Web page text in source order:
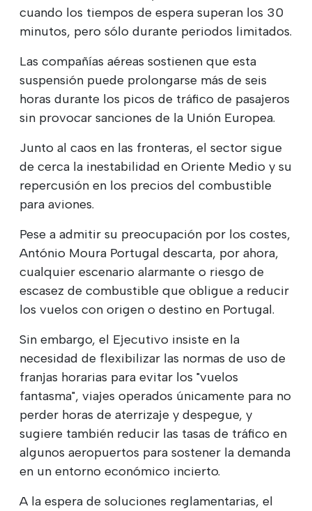
cuando los tiempos de espera superan los 30
minutos, pero sólo durante periodos limitados.
Las compañías aéreas sostienen que esta
suspensión puede prolongarse más de seis
horas durante los picos de tráfico de pasajeros
sin provocar sanciones de la Unión Europea.
Junto al caos en las fronteras, el sector sigue
de cerca la inestabilidad en Oriente Medio y su
repercusión en los precios del combustible
para aviones.
Pese a admitir su preocupación por los costes,
António Moura Portugal descarta, por ahora,
cualquier escenario alarmante o riesgo de
escasez de combustible que obligue a reducir
los vuelos con origen o destino en Portugal.
Sin embargo, el Ejecutivo insiste en la
necesidad de flexibilizar las normas de uso de
franjas horarias para evitar los "vuelos
fantasma", viajes operados únicamente para no
perder horas de aterrizaje y despegue, y
sugiere también reducir las tasas de tráfico en
algunos aeropuertos para sostener la demanda
en un entorno económico incierto.
A la espera de soluciones reglamentarias, el